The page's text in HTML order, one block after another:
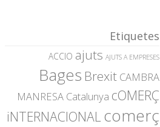
Etiquetes
ACCIO ajuts AJUTS A EMPRESES
Bages Brexit CAMBRA
MANRESA Catalunya cOMERÇ
iNTERNACIONAL comerç